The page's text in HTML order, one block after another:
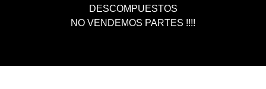
DESCOMPUESTOS
NO VENDEMOS PARTES !!!!